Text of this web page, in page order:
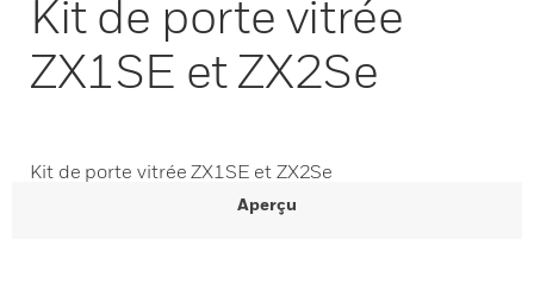
Kit de porte vitrée
ZX1SE et ZX2Se
Kit de porte vitrée ZX1SE et ZX2Se
Aperçu